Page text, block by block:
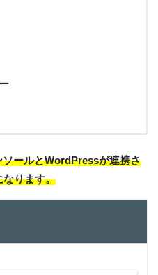
ールとWordPressが連携さ
なります。